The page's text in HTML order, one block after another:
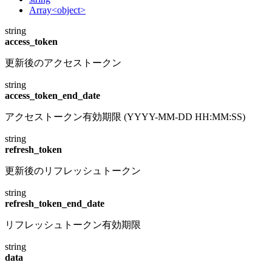
Array<object>
string
access_token
更新後のアクセストークン
string
access_token_end_date
アクセストークン有効期限 (YYYY-MM-DD HH:MM:SS)
string
refresh_token
更新後のリフレッシュトークン
string
refresh_token_end_date
リフレッシュトークン有効期限
string
data